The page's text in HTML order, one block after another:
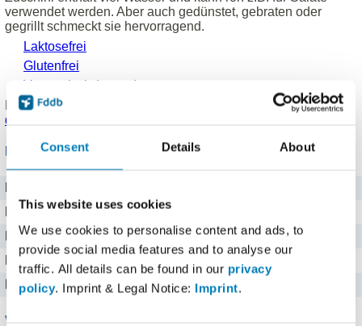
Consent Details About
This website uses cookies
We use cookies to personalise content and ads, to
provide social media features and to analyse our
traffic. All details can be found in our privacy
policy. Imprint & Legal Notice: Imprint.
verwendet werden. Aber auch gedünstet, gebraten oder
gegrillt schmeckt sie hervorragend.
Laktosefrei
Glutenfrei
Vegetarisch (vegan)
Produkt eingetragen von einem
Hinweise zu
den Produktdaten
Nährwerte für 100 g
Kalorien
Protein
1,6 g g
Kohlenhydrate
Fett
0,4 g g
Vitamine